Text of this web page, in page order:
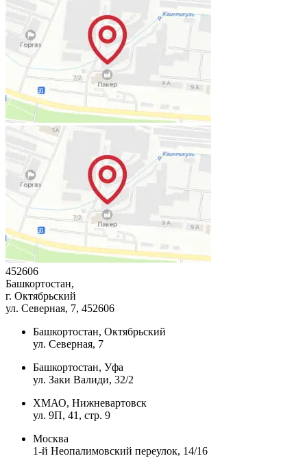
452606
Башкортостан,
г. Октябрьский
ул. Северная, 7, 452606
Башкортостан, Октябрьский
ул. Северная, 7
Башкортостан, Уфа
ул. Заки Валиди, 32/2
ХМАО, Нижневартовск
ул. 9П, 41, стр. 9
Москва
1-й Неопалимовский переулок, 14/16